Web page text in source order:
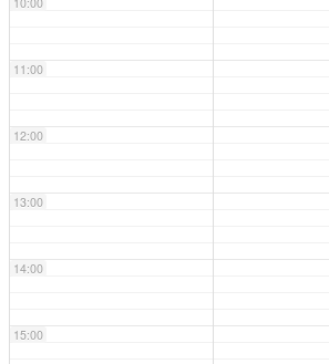
11:00
12:00
13:00
14:00
15:00